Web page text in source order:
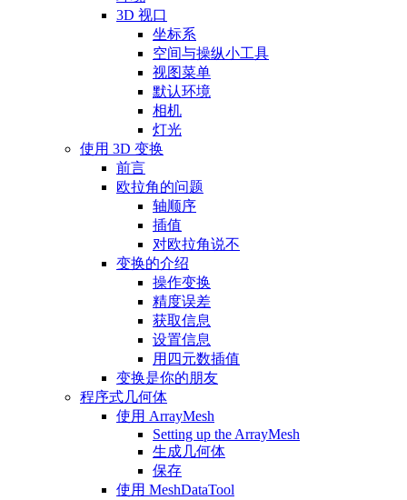
3D 视口
坐标系
空间与操纵小工具
视图菜单
默认环境
相机
灯光
使用 3D 变换
前言
欧拉角的问题
轴顺序
插值
对欧拉角说不
变换的介绍
操作变换
精度误差
获取信息
设置信息
用四元数插值
变换是你的朋友
程序式几何体
使用 ArrayMesh
Setting up the ArrayMesh
生成几何体
保存
使用 MeshDataTool